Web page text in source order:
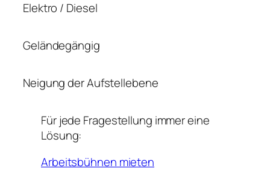
Elektro / Diesel
Geländegängig
Neigung der Aufstellebene
Für jede Fragestellung immer eine
Lösung:
Arbeitsbühnen mieten